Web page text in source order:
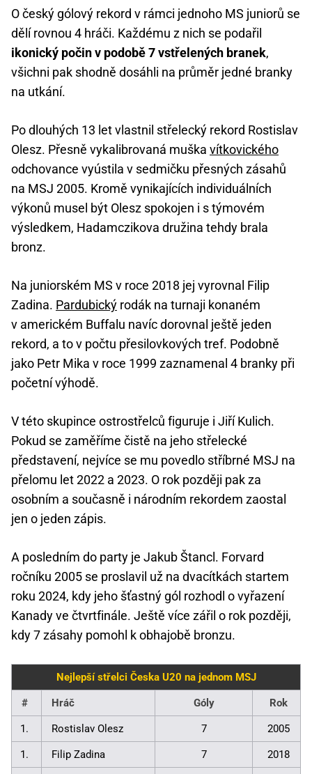
O český gólový rekord v rámci jednoho MS juniorů se
dělí rovnou 4 hráči. Každému z nich se podařil
ikonický počin v podobě 7 vstřelených branek,
všichni pak shodně dosáhli na průměr jedné branky
na utkání.
Po dlouhých 13 let vlastnil střelecký rekord Rostislav
Olesz. Přesně vykalibrovaná muška vítkovického
odchovance vyústila v sedmičku přesných zásahů
na MSJ 2005. Kromě vynikajících individuálních
výkonů musel být Olesz spokojen i s týmovém
výsledkem, Hadamczikova družina tehdy brala
bronz.
Na juniorském MS v roce 2018 jej vyrovnal Filip
Zadina. Pardubický rodák na turnaji konaném
v americkém Buffalu navíc dorovnal ještě jeden
rekord, a to v počtu přesilovkových tref. Podobně
jako Petr Mika v roce 1999 zaznamenal 4 branky při
početní výhodě.
V této skupince ostrostřelců figuruje i Jiří Kulich.
Pokud se zaměříme čistě na jeho střelecké
představení, nejvíce se mu povedlo stříbrné MSJ na
přelomu let 2022 a 2023. O rok později pak za
osobním a současně i národním rekordem zaostal
jen o jeden zápis.
A posledním do party je Jakub Štancl. Forvard
ročníku 2005 se proslavil už na dvacítkách startem
roku 2024, kdy jeho šťastný gól rozhodl o vyřazení
Kanady ve čtvrtfinále. Ještě více zářil o rok později,
kdy 7 zásahy pomohl k obhajobě bronzu.
Nejlepší střelci Česka U20 na jednom MSJ
# Hráč Góly Rok
1. Rostislav Olesz 7 2005
1. Filip Zadina 7 2018